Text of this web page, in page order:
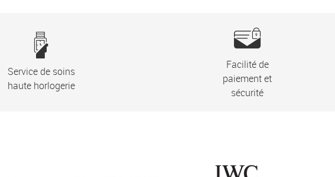
Service de soins
haute horlogerie
Facilité de
paiement et
sécurité